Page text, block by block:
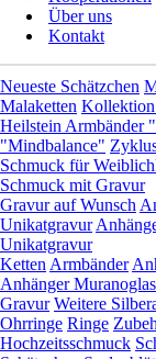
Über uns
Kontakt
Neueste Schätzchen
Malaketten
Heilstein Armbänder
"Mindbalance"
Schmuck für
Schmuck mit Gravur
Gravur auf Wunsch
Unikatgravur
Unikatgravur
Ketten Armbänder
Anhänger Muranoglas
Gravur Weitere
Ohrringe Ringe
Hochzeitsschmuck